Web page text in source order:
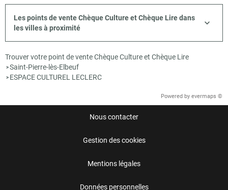
Les points de vente Chèque Culture et Chèque Lire dans
les villes à proximité
Trouver votre point de vente Chèque Culture et Chèque Lire
>Saint-Pierre-lès-Elbeuf
> ESPACE CULTUREL LECLERC
Powered by evermaps ©
Nous contacter
Gestion des cookies
Mentions légales
Données personnelles